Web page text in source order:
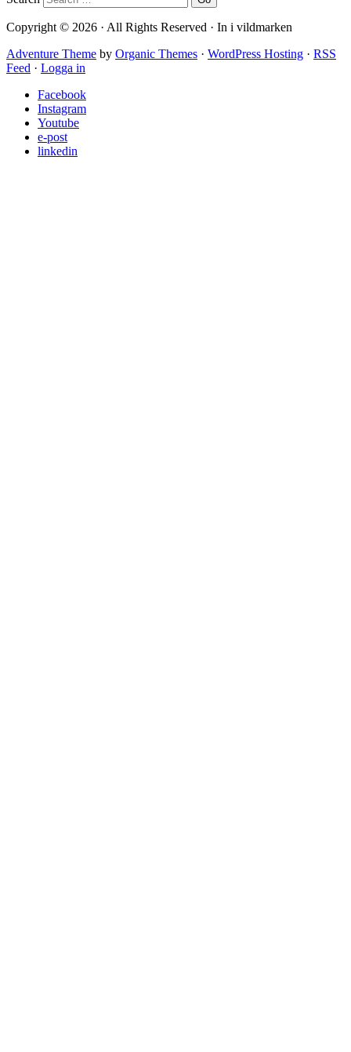
Copyright © 2026 · All Rights Reserved · In i vildmarken
Adventure Theme by Organic Themes · WordPress Hosting · RSS
Feed · Logga in
Facebook
Instagram
Youtube
e-post
linkedin